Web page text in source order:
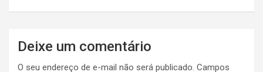
Deixe um comentário
O seu endereço de e-mail não será publicado. Campos